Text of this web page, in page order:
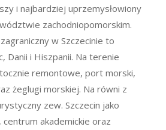
i najbardziej uprzemysłowiony
zachodniopomorskim.
w Szczecinie to
Danii i Hiszpanii. Na terenie
remontowe, port morski,
żeglugi morskiej. Na równi z
zew. Szczecin jako
akademickie oraz